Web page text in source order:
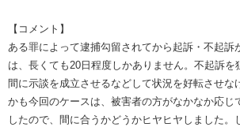
【コメント】
ある罪によって逮捕勾留されてから起訴・不起訴
は、長くても20日程度しかありません。不起訴を
間に示談を成立させるなどして状況を好転させな
かも今回のケースは、被害者の方がなかなか応じ
したので、間に合うかどうかヒヤヒヤしました。